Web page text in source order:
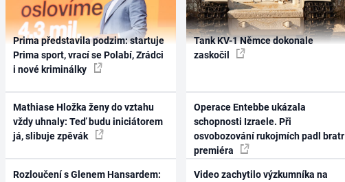
Prima představila podzim: startuje
Prima sport, vrací se Polabí, Zrádci
i nové kriminálky
Mathiase Hložka ženy do vztahu
vždy uhnaly: Teď budu iniciátorem
já, slibuje zpěvák
Rozloučení s Glenem Hansardem:
Tank KV-1 Němce dokonale
zaskočil
Operace Entebbe ukázala
schopnosti Izraele. Při
osvobozování rukojmích padl bratr
premiéra
Video zachytilo výzkumníka na